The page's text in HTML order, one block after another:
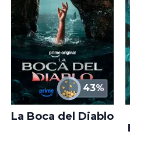
43%
La Boca del Diablo